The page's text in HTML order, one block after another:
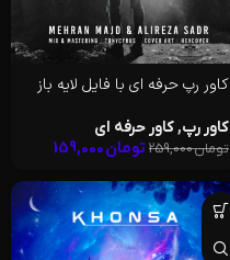
کاور رپ حرفه ای با فایل لایه باز
کاور رپ, کاور حرفه ای
تومان259,000 تومان